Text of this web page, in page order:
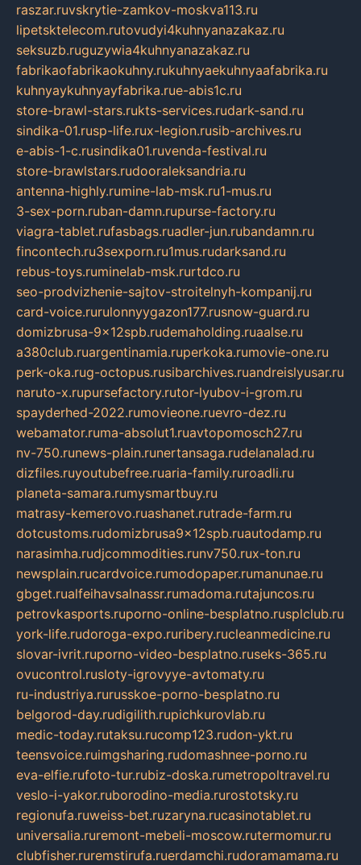
raszar.ruvskrytie-zamkov-moskva113.ru
lipetsktelecom.rutovudyi4kuhnyanazakaz.ru
seksuzb.ruguzywia4kuhnyanazakaz.ru
fabrikaofabrikaokuhny.rukuhnyaekuhnyaafabrika.ru
kuhnyaykuhnyayfabrika.rue-abis1c.ru
store-brawl-stars.rukts-services.rudark-sand.ru
sindika-01.rusp-life.rux-legion.rusib-archives.ru
e-abis-1-c.rusindika01.ruvenda-festival.ru
store-brawlstars.rudooraleksandria.ru
antenna-highly.rumine-lab-msk.ru1-mus.ru
3-sex-porn.ruban-damn.rupurse-factory.ru
viagra-tablet.rufasbags.ruadler-jun.rubandamn.ru
fincontech.ru3sexporn.ru1mus.rudarksand.ru
rebus-toys.ruminelab-msk.rurtdco.ru
seo-prodvizhenie-sajtov-stroitelnyh-kompanij.ru
card-voice.rurulonnyygazon177.rusnow-guard.ru
domizbrusa-9x12spb.rudemaholding.ruaalse.ru
a380club.ruargentinamia.ruperkoka.rumovie-one.ru
perk-oka.rug-octopus.rusibarchives.ruandreislyusar.ru
naruto-x.rupursefactory.rutor-lyubov-i-grom.ru
spayderhed-2022.rumovieone.ruevro-dez.ru
webamator.ruma-absolut1.ruavtopomosch27.ru
nv-750.runews-plain.runertansaga.rudelanalad.ru
dizfiles.ruyoutubefree.ruaria-family.ruroadli.ru
planeta-samara.rumysmartbuy.ru
matrasy-kemerovo.ruashanet.rutrade-farm.ru
dotcustoms.rudomizbrusa9x12spb.ruautodamp.ru
narasimha.rudjcommodities.runv750.rux-ton.ru
newsplain.rucardvoice.rumodopaper.rumanunae.ru
gbget.rualfeihavsalnassr.rumadoma.rutajuncos.ru
petrovkasports.ruporno-online-besplatno.rusplclub.ru
york-life.rudoroga-expo.ruribery.rucleanmedicine.ru
slovar-ivrit.ruporno-video-besplatno.ruseks-365.ru
ovucontrol.rusloty-igrovyye-avtomaty.ru
ru-industriya.rurusskoe-porno-besplatno.ru
belgorod-day.rudigilith.rupichkurovlab.ru
medic-today.rutaksu.rucomp123.rudon-ykt.ru
teensvoice.ruimgsharing.rudomashnee-porno.ru
eva-elfie.rufoto-tur.rubiz-doska.rumetropoltravel.ru
veslo-i-yakor.ruborodino-media.rurostotsky.ru
regionufa.ruweiss-bet.ruzaryna.rucasinotablet.ru
universalia.ruremont-mebeli-moscow.rutermomur.ru
clubfisher.ruremstirufa.ruerdamchi.rudoramamama.ru